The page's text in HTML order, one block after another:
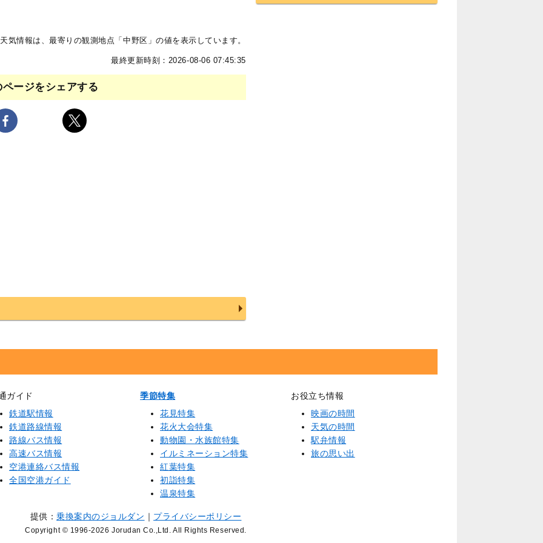
気情報は、最寄りの観測地点「中野区」の値を表示しています。
最終更新時刻：2026-08-06 07:45:35
ページをシェアする
ガイド
鉄道駅情報
鉄道路線情報
路線バス情報
高速バス情報
空港連絡バス情報
全国空港ガイド
季節特集
花見特集
花火大会特集
動物園・水族館特集
イルミネーション特集
紅葉特集
初詣特集
温泉特集
お役立ち情報
映画の時間
天気の時間
駅弁情報
旅の思い出
提供：乗換案内のジョルダン ｜ プライバシーポリシー
Copyright © 1996-2026 Jorudan Co.,Ltd. All Rights Reserved.